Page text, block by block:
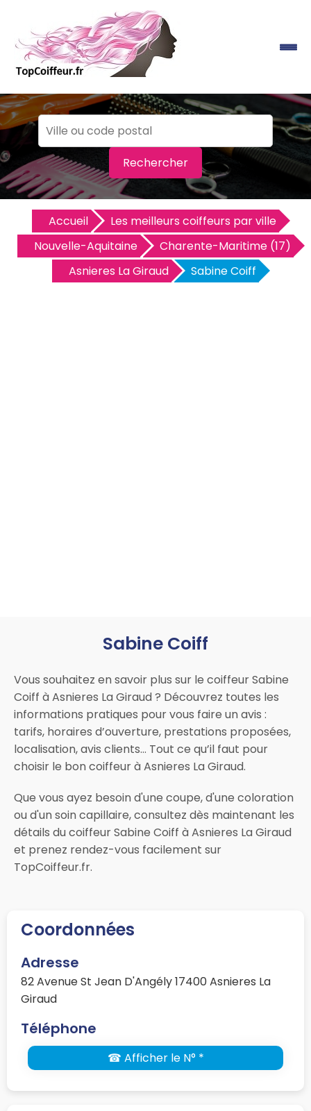
Rechercher
Accueil
Les meilleurs coiffeurs par ville
Nouvelle-Aquitaine
Charente-Maritime (17)
Asnieres La Giraud
Sabine Coiff
Sabine Coiff
Vous souhaitez en savoir plus sur le coiffeur Sabine
Coiff à Asnieres La Giraud ? Découvrez toutes les
informations pratiques pour vous faire un avis :
tarifs, horaires d’ouverture, prestations proposées,
localisation, avis clients… Tout ce qu’il faut pour
choisir le bon coiffeur à Asnieres La Giraud.
Que vous ayez besoin d'une coupe, d'une coloration
ou d'un soin capillaire, consultez dès maintenant les
détails du coiffeur Sabine Coiff à Asnieres La Giraud
et prenez rendez-vous facilement sur
TopCoiffeur.fr.
Coordonnées
Adresse
82 Avenue St Jean D'Angély 17400 Asnieres La
Giraud
Téléphone
☎ Afficher le N° *